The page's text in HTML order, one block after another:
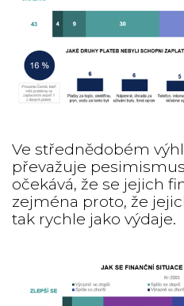
Ve střednědobém
převažuje
očekává, že se jejich
zejména proto, že
tak rychle jako výdaje.